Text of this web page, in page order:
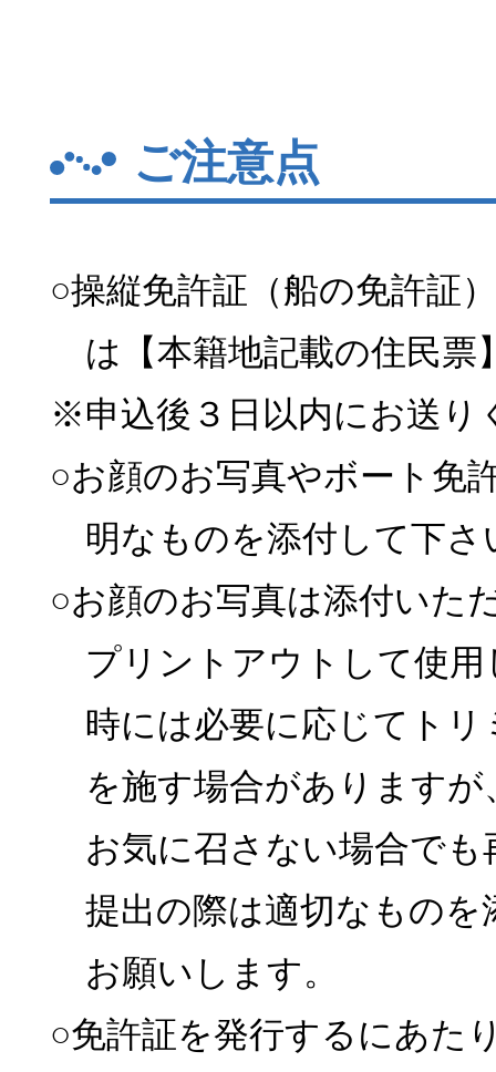
ご注意点
○操縦免許証（船の免許証
は【本籍地記載の住民票
※申込後３日以内にお送り
○お顔のお写真やボート免
明なものを添付して下さ
○お顔のお写真は添付いた
プリントアウトして使用
時には必要に応じてト
を施す場合があります
お気に召さない場合で
提出の際は適切なもの
お願いします。
○免許証を発行するにあた